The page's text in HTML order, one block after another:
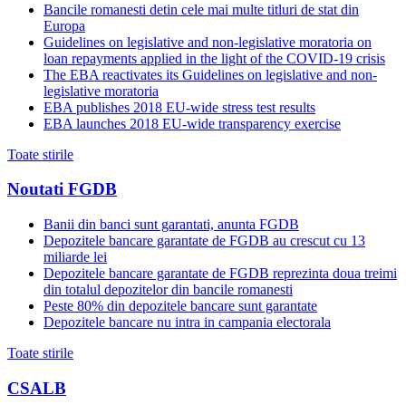
Bancile romanesti detin cele mai multe titluri de stat din
Europa
Guidelines on legislative and non-legislative moratoria on
loan repayments applied in the light of the COVID-19 crisis
The EBA reactivates its Guidelines on legislative and non-
legislative moratoria
EBA publishes 2018 EU-wide stress test results
EBA launches 2018 EU-wide transparency exercise
Toate stirile
Noutati FGDB
Banii din banci sunt garantati, anunta FGDB
Depozitele bancare garantate de FGDB au crescut cu 13
miliarde lei
Depozitele bancare garantate de FGDB reprezinta doua treimi
din totalul depozitelor din bancile romanesti
Peste 80% din depozitele bancare sunt garantate
Depozitele bancare nu intra in campania electorala
Toate stirile
CSALB